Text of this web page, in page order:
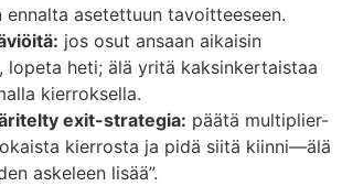
ennalta asetettuun tavoitteeseen.
jos osut ansaan aikaisin
lopeta heti; älä yritä kaksinkertaistaa
kierroksella.
exit-strategia: päätä multiplier-
kierrosta ja pidä siitä kiinni—älä
askeleen lisää”.